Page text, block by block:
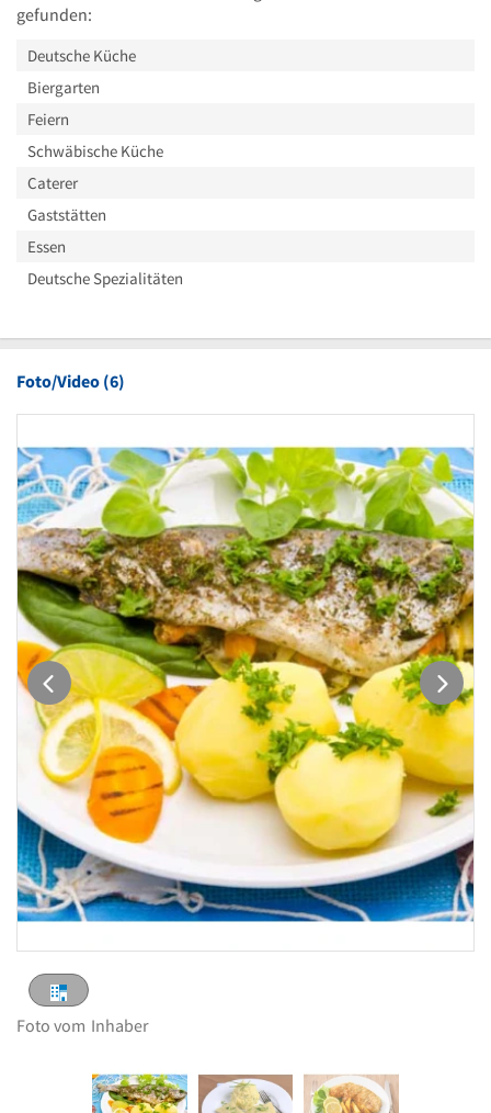
gefunden:
Deutsche Küche
Biergarten
Feiern
Schwäbische Küche
Caterer
Gaststätten
Essen
Deutsche Spezialitäten
Foto/Video (6)
Foto vom Inhaber